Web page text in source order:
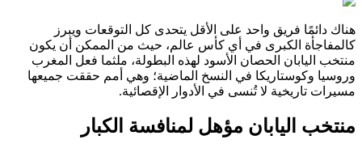
هناك دائمًا فريق واحد على الأقل يتحدى كل التوقعات ويبرز
كالمفاجأة الكبرى في أي كأس عالم، حيث من الممكن أن يكون
منتخب اليابان الحصان الأسود لهذه البطولة، ملثما فعل المغرب
وروسيا وكوستاريكا في النسخ الماضية؛ وهي أمم حققت جميعها
مسيرات تاريخية لا تُنسى في الأدوار الإقصائية.
منتخب اليابان مؤهل لمنافسة الكبار